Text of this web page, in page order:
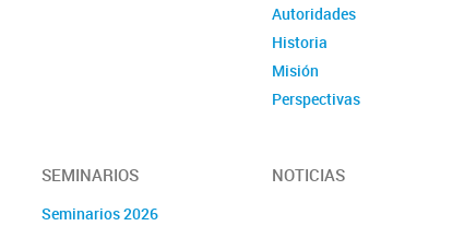
Autoridades
Historia
Misión
Perspectivas
SEMINARIOS
Seminarios 2026
NOTICIAS